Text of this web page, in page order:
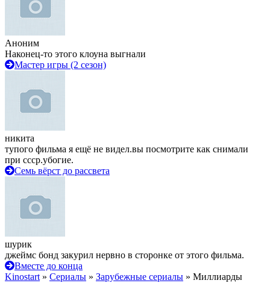
Аноним
Наконец-то этого клоуна выгнали
Мастер игры (2 сезон)
никита
тупого фильма я ещё не видел.вы посмотрите как снимали
при ссср.убогие.
Семь вёрст до рассвета
шурик
джеймс бонд закурил нервно в сторонке от этого фильма.
Вместе до конца
Kinostart » Сериалы » Зарубежные сериалы » Миллиарды